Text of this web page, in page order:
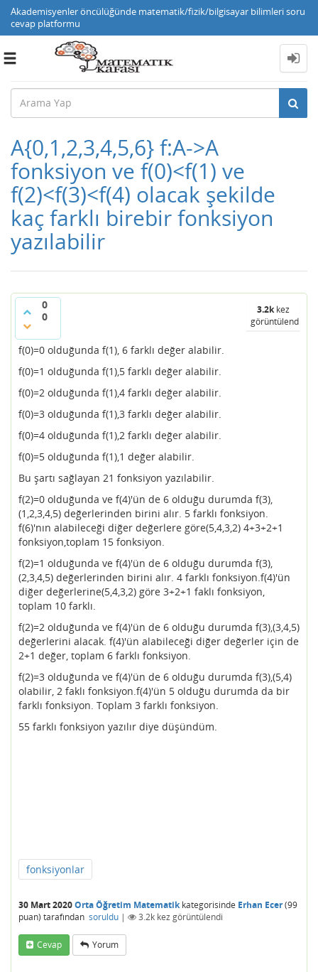
Akademisyenler öncülüğünde matematik/fizik/bilgisayar bilimleri soru
cevap platformu
Toggle
A{0,1,2,3,4,5,6} f:A->A
fonksiyon ve f(0)<f(1) ve
f(2)<f(3)<f(4) olacak şekilde
kaç farklı birebir fonksiyon
yazılabilir
0
0
3.2kkez
görüntülendi
f(0)=0 olduğunda f(1), 6 farklı değer alabilir.
f(0)=1 olduğunda f(1),5 farklı değer alabilir.
f(0)=2 olduğunda f(1),4 farklı değer alabilir.
f(0)=3 olduğunda f(1),3 farklı değer alabilir.
f(0)=4 olduğunda f(1),2 farklı değer alabilir.
f(0)=5 olduğunda f(1),1 değer alabilir.
Bu şartı sağlayan 21 fonksiyon yazılabilir.
f(2)=0 olduğunda ve f(4)'ün de 6 olduğu durumda f(3),
(1,2,3,4,5) değerlerinden birini alır. 5 farklı fonksiyon.
f(6)'nın alabileceği diğer değerlere göre(5,4,3,2) 4+3+2+1
fonksiyon,toplam 15 fonksiyon.
f(2)=1 olduğunda ve f(4)'ün de 6 olduğu durumda f(3),
(2,3,4,5) değerlerinden birini alır. 4 farklı fonksiyon.f(4)'ün
diğer değerlerine(5,4,3,2) göre 3+2+1 faklı fonksiyon,
toplam 10 farklı.
f(2)=2 olduğunda ve f(4)'ün de 6 olduğu durumda f(3),(3,4,5)
değerlerini alacak. f(4)'ün alabileceği diğer değerler için de
2+1 değer, toplam 6 farklı fonksiyon.
f(2)=3 olduğunda ve f(4)'ün de 6 olduğu durumda f(3),(5,4)
olabilir, 2 faklı fonksiyon.f(4)'ün 5 olduğu durumda da bir
farklı fonksiyon. Toplam 3 farklı fonksiyon.
55 farklı fonksiyon yazılır diye düşündüm.
fonksiyonlar
30 Mart 2020Orta Öğretim Matematikkategorisinde Erhan Ecer(99
puan) tarafından soruldu | 3.2k kez görüntülendi
Cevap Yorum